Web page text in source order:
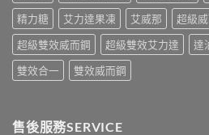
香
港
購
買
南〉
精力糖
艾力達果凍 艾威那 超級
超級雙效威而鋼
超級雙效艾力達 達
雙效合一
雙效威而鋼
售後服務SERVICE